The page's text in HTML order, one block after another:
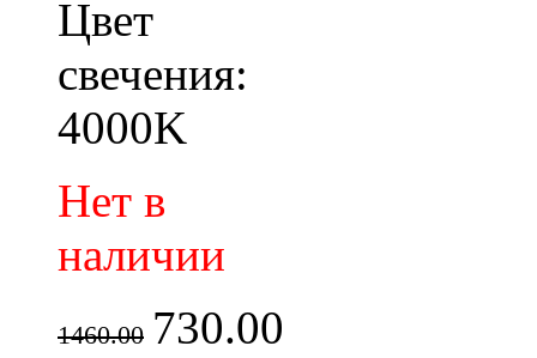
Цвет
свечения:
4000K
Нет в
наличии
1460.00 730.00